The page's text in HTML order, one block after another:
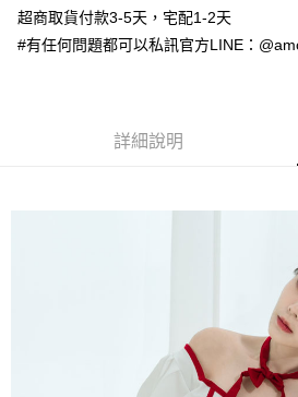
付款後全家取貨
每筆NT$70，滿NT$699(含以上)免運費
超商取貨付款3-5天，宅配1-2天
#有任何問題都可以私訊官方LINE：
詳細說明